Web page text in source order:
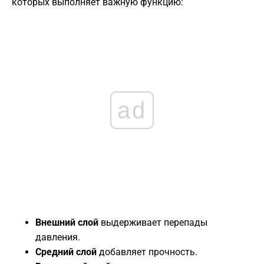
ad
Внешний слой выдерживает перепады
давления.
Средний слой добавляет прочность.